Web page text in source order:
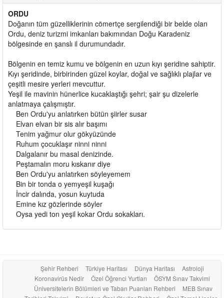
ORDU
Doğanın tüm güzelliklerinin cömertçe sergilendiği bir belde olan
Ordu, deniz turizmi imkanları bakımından Doğu Karadeniz
bölgesinde en şanslı il durumundadır.
Bölgenin en temiz kumu ve bölgenin en uzun kıyı şeridine sahiptir.
Kıyı şeridinde, birbirinden güzel koylar, doğal ve sağlıklı plajlar ve
çeşitli mesire yerleri mevcuttur.
Yeşil ile mavinin hünerlice kucaklaştığı şehri; şair şu dizelerle
anlatmaya çalışmıştır.
Ben Ordu'yu anlatırken bütün şiirler susar
Elvan elvan bir sis alır başımı
Tenim yağmur olur gökyüzünde
Ruhum çocuklaşır ninni ninni
Dalgalanır bu masal denizinde.
Peştamalın moru kıskanır diye
Ben Ordu'yu anlatırken söyleyemem
Bin bir tonda o yemyeşil kuşağı
İncir dalında, yosun kuytuda
Emine kız gözlerinde söyler
Oysa yedi ton yeşil kokar Ordu sokakları.
Şehir Rehberi Türkiye Haritası Dünya Haritası
Astroloji
Koronavirüs Nedir
Özel Öğrenci Yurtları
ÖSYM Sınav Takvimi
Üniversitelerin Bölümleri ve Taban Puanları Rehberi
MEB Sınav